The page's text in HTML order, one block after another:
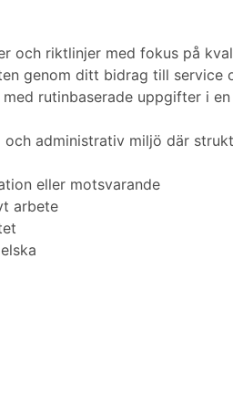
och riktlinjer med fokus på
genom ditt bidrag till service
rutinbaserade uppgifter i
administrativ miljö där
eller motsvarande
arbete